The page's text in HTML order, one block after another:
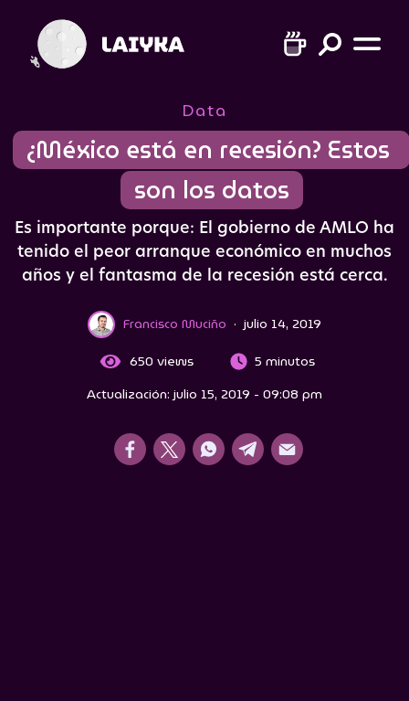
Data
¿México está en recesión? Estos
son los datos
Es importante porque: El gobierno de AMLO ha
tenido el peor arranque económico en muchos
años y el fantasma de la recesión está cerca.
Francisco Muciño · julio 14, 2019
650 views
5 minutos
Actualización: julio 15, 2019 - 09:08 pm